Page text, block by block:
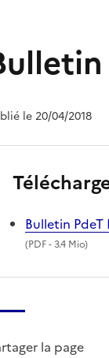
le 20/04/2018
Bulletin PdeT
(PDF- 3.4 Mio)
la page